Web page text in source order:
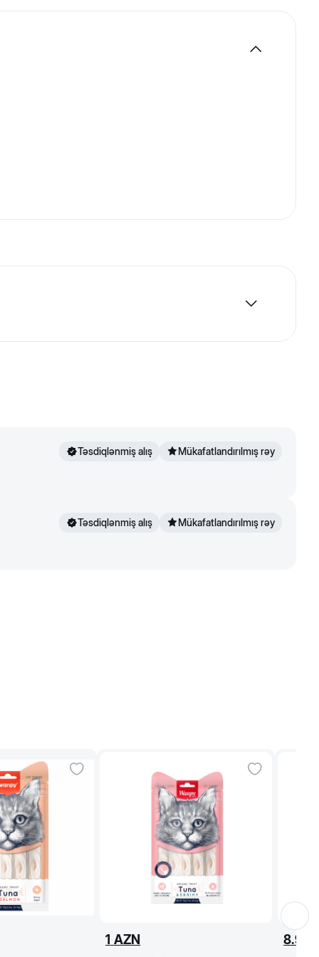
balıq unu, dinamik mikronlaşdırılmış
olunur.
Təsdiqlənmiş alış Mükafatlandırılmış rəy
Təsdiqlənmiş alış Mükafatlandırılmış rəy
1 AZN 8.95